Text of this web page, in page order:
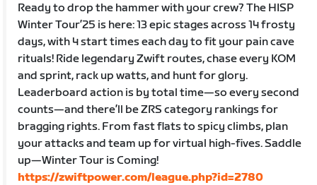
Ready to drop the hammer with your crew? The HISP
Winter Tour’25 is here: 13 epic stages across 14 frosty
days, with 4 start times each day to fit your pain cave
rituals! Ride legendary Zwift routes, chase every KOM
and sprint, rack up watts, and hunt for glory.
Leaderboard action is by total time—so every second
counts—and there’ll be ZRS category rankings for
bragging rights. From fast flats to spicy climbs, plan
your attacks and team up for virtual high-fives. Saddle
up—Winter Tour is Coming!
https://zwiftpower.com/league.php?id=2780